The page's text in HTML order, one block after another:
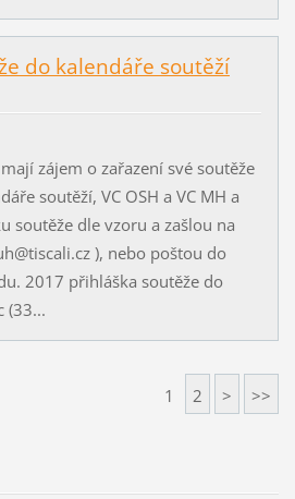
do kalendáře soutěží
zájem o zařazení své soutěže
soutěží, VC OSH a VC MH a
soutěže dle vzoru a zašlou na
), nebo poštou do
2017 přihláška soutěže do
(33...
1 2 > >>